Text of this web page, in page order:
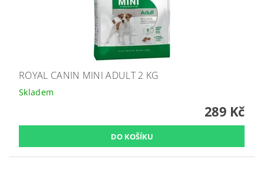
ROYAL CANIN MINI ADULT 2 KG
Skladem
289 Kč